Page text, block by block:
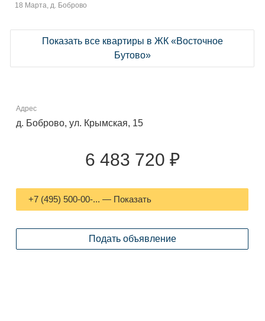
18 Марта, д. Боброво
Показать все квартиры в ЖК «Восточное
Бутово»
Адрес
д. Боброво, ул. Крымская, 15
6 483 720 ₽
+7 (495) 500-00-... — Показать
Подать объявление